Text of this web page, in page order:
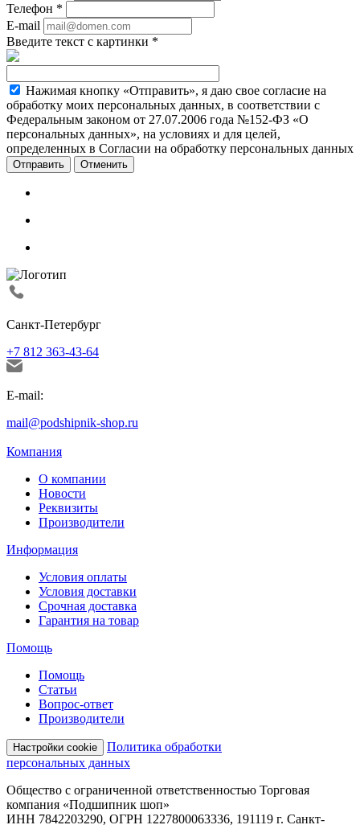
Телефон *
E-mail
Введите текст с картинки *
Нажимая кнопку «Отправить», я даю свое согласие на
обработку моих персональных данных, в соответствии с
Федеральным законом от 27.07.2006 года №152-ФЗ «О
персональных данных», на условиях и для целей,
определенных в Согласии на обработку персональных данных
Отменить
Санкт-Петербург
+7 812 363-43-64
E-mail:
mail@podshipnik-shop.ru
Компания
О компании
Новости
Реквизиты
Производители
Информация
Условия оплаты
Условия доставки
Срочная доставка
Гарантия на товар
Помощь
Помощь
Статьи
Вопрос-ответ
Производители
Настройки cookie
Политика обработки
персональных данных
Общество с ограниченной ответственностью Торговая
компания «Подшипник шоп»
ИНН 7842203290, ОГРН 1227800063336, 191119 г. Санкт-